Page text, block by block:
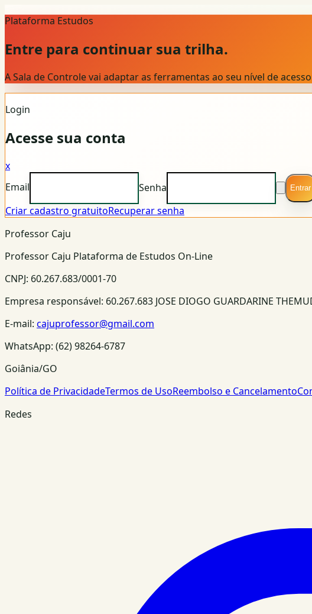
Plataforma Estudos
Entre para continuar sua trilha.
A Sala de Controle vai adaptar as ferramentas ao seu nível de
Login
Acesse sua conta
x
Email
Senha Entrar
Criar cadastro gratuitoRecuperar senha
Professor Caju
Professor Caju Plataforma de Estudos On-Line
CNPJ: 60.267.683/0001-70
Empresa responsável: 60.267.683 JOSE DIOGO GUARDARINE
E-mail: cajuprofessor@gmail.com
WhatsApp: (62) 98264-6787
Goiânia/GO
Política de PrivacidadeTermos de UsoReembolso e Cancelamento
Redes